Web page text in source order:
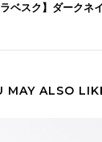
ベスク】ダークネ
MAY ALSO